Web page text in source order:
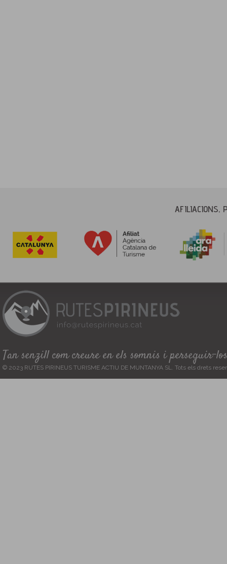
AFILIACIONS,
Tan senzill com creure en els somnis i perseguir-los
© 2023 RUTES PIRINEUS TURISME ACTIU DE MUNTANYA SL. Tots els drets